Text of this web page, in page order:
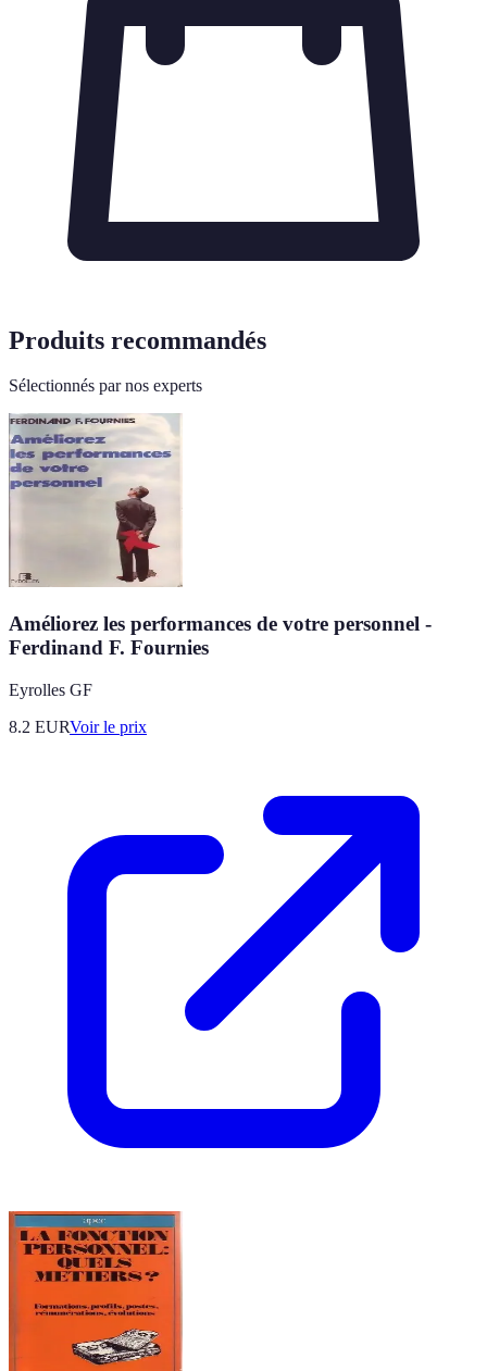
Produits recommandés
Sélectionnés par nos experts
Améliorez les performances de votre personnel -
Ferdinand F. Fournies
Eyrolles GF
8.2 EURVoir le prix